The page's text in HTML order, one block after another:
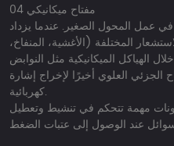
مفتاح ميكانيكي 04
عمل المحول الصغير. عندما يزداد
المختلفة (الأغشية، المنفاخ،
الهياكل الميكانيكية مثل النوابض
الجزئي العلوي أخيرًا لإخراج إشارة
كهربائية.
مهمة تتحكم في تنشيط وتعطيل